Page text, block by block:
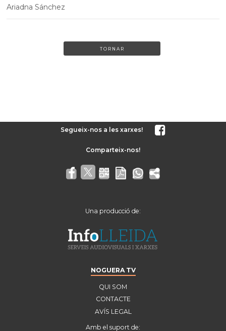
Ariadna Sánchez
TORNAR
Segueix-nos a les xarxes!
Una producció de:
NOGUERA TV
QUI SOM
CONTACTE
AVÍS LEGAL
Amb el suport de: